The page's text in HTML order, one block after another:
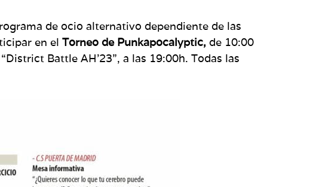
de ocio alternativo dependiente de las
en el Torneo de Punkapocalyptic, de 10:00
Battle AH’23”, a las 19:00h. Todas las